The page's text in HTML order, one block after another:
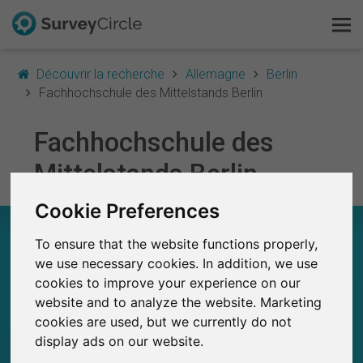
Cookie Preferences
To ensure that the website functions properly,
we use necessary cookies. In addition, we use
cookies to improve your experience on our
website and to analyze the website. Marketing
cookies are used, but we currently do not
display ads on our website.
Découvrir la recherche Allemagne
Berlin
Fachhochschule des Mittelstands Berlin
Fachhochschule des
Mittelstands Berlin
BERLIN – EN UN COUP D'ŒIL
0
Études publiées jusqu'à présent sur
SurveyCircle
0
Études récemment publiées sur
SurveyCircle
C'est SurveyCircle
Survey Ranking
Explorer la recherche
FAQ
S'inscrire gratuitement
S'inscrire